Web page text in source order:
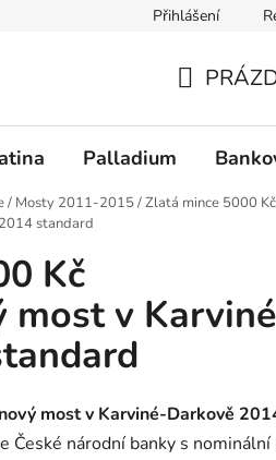
Přihlášení
Palladium
/ Mosty 2011-2015/Zlatá mince 5000 Kč
standard
Kč
most v
most v Karviné-Darkově
České národní banky s